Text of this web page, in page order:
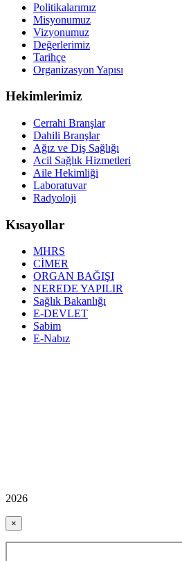
Politikalarımız
Misyonumuz
Vizyonumuz
Değerlerimiz
Tarihçe
Organizasyon Yapısı
Hekimlerimiz
Cerrahi Branşlar
Dahili Branşlar
Ağız ve Diş Sağlığı
Acil Sağlık Hizmetleri
Aile Hekimliği
Laboratuvar
Radyoloji
Kısayollar
MHRS
CİMER
ORGAN BAĞIŞI
NEREDE YAPILIR
Sağlık Bakanlığı
E-DEVLET
Sabim
E-Nabız
2026
×